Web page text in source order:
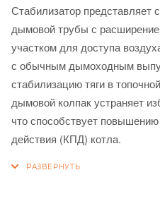
Стабилизатор представляет
дымовой трубы с
участком для доступа
с обычным дымоходным
стабилизацию тяги в
дымовой колпак устраняет
что способствует
действия (КПД) котла.